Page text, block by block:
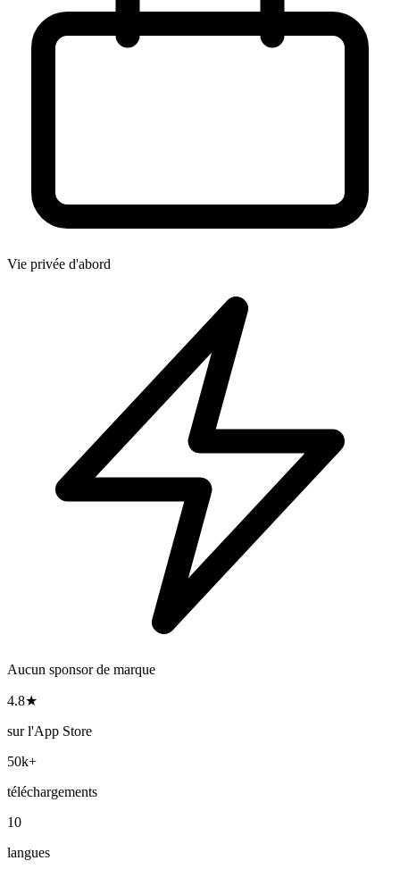
Vie privée d'abord
Aucun sponsor de marque
4.8★
sur l'App Store
50k+
téléchargements
10
langues